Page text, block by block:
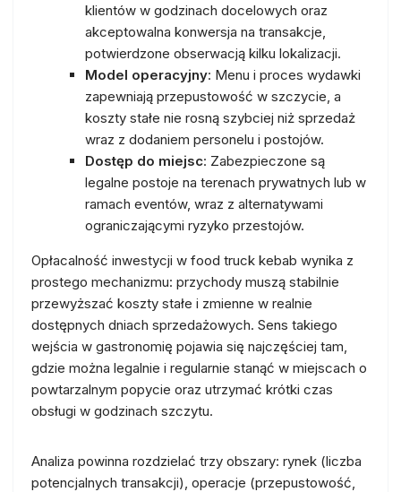
klientów w godzinach docelowych oraz
akceptowalna konwersja na transakcje,
potwierdzone obserwacją kilku lokalizacji.
Model operacyjny: Menu i proces wydawki
zapewniają przepustowość w szczycie, a
koszty stałe nie rosną szybciej niż sprzedaż
wraz z dodaniem personelu i postojów.
Dostęp do miejsc: Zabezpieczone są
legalne postoje na terenach prywatnych lub w
ramach eventów, wraz z alternatywami
ograniczającymi ryzyko przestojów.
Opłacalność inwestycji w food truck kebab wynika z
prostego mechanizmu: przychody muszą stabilnie
przewyższać koszty stałe i zmienne w realnie
dostępnych dniach sprzedażowych. Sens takiego
wejścia w gastronomię pojawia się najczęściej tam,
gdzie można legalnie i regularnie stanąć w miejscach o
powtarzalnym popycie oraz utrzymać krótki czas
obsługi w godzinach szczytu.
Analiza powinna rozdzielać trzy obszary: rynek (liczba
potencjalnych transakcji), operacje (przepustowość,